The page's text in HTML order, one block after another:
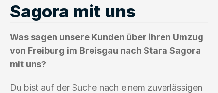
Sagora mit uns
Was sagen unsere Kunden über ihren Umzug
von Freiburg im Breisgau nach Stara Sagora
mit uns?
Du bist auf der Suche nach einem zuverlässigen